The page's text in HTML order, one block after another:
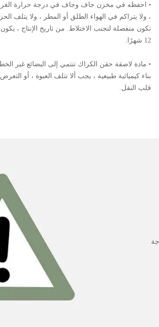
12 شهرًا.
• مادة لاصقة حقن الكراك تنتمي إلى البضائع غير
بناء كيميائية طبيعية ، يجب ألا تتلف العبوة ، أو
قلب النقل.